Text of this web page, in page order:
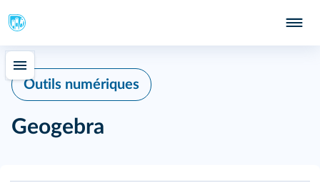
Outils numériques
Geogebra